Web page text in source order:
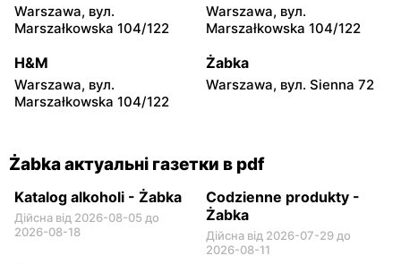
Żabka Żabka
Żabka
Warszawa, вул. Prosta 2/14
Żabka
Warszawa, вул.
Marszałkowska 104/122
Warszawa, вул.
Marszałkowska 104/122
H&M
Warszawa, вул.
Marszałkowska 104/122
Żabka
Warszawa, вул. Sienna 72
Żabka актуальні газетки в pdf
Katalog alkoholi - Żabka
Дійсна від 2026-08-05 до
2026-08-18
Codzienne produkty -
Żabka
Дійсна від 2026-07-29 до
2026-08-11